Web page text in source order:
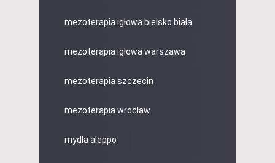
mezoterapia igłowa bielsko biała
mezoterapia igłowa warszawa
mezoterapia szczecin
mezoterapia wrocław
mydła aleppo